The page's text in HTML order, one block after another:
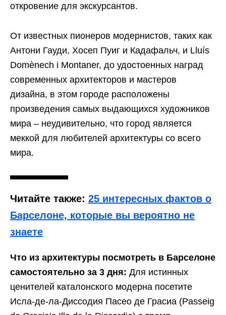
откровение для экскурсантов.
От известных пионеров модернистов, таких как
Антони Гауди, Хосеп Пуиг и Кадафальч, и Lluís
Domènech i Montaner, до удостоенных наград
современных архитекторов и мастеров
дизайна, в этом городе расположены
произведения самых выдающихся художников
мира – неудивительно, что город является
меккой для любителей архитектуры со всего
мира.
Читайте также: 25 интересных фактов о
Барселоне, которые вы вероятно не
знаете
Что из архитектуры посмотреть в Барселоне
самостоятельно за 3 дня: Для истинных
ценителей каталонского модерна посетите
Исла-де-ла-Диссодия Пасео де Грасиа (Passeig